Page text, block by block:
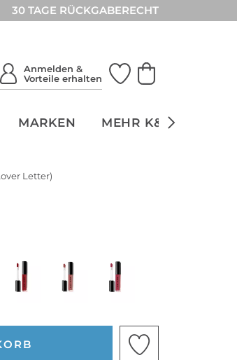
30 TAGE RÜCKGABERECHT
Anmelden &
Vorteile erhalten
MARKEN MEHR K&Ö
Letter)